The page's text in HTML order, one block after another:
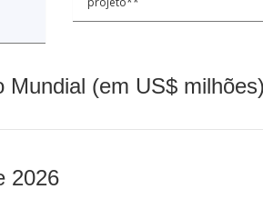
(em US$
2026